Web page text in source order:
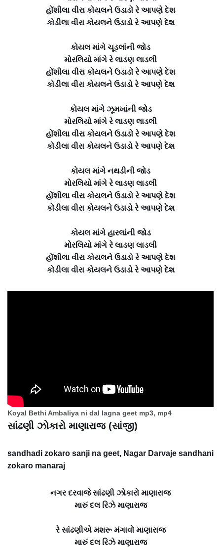
હોંશીલા વીરા કોયલને ઉડાડો રે આપણે દેશ
કોડીલા વીરા કોયલને ઉડાડો રે આપણે દેશ
કોયલ માંગે ચૂડલાંની જોડ
મોરલિયો માંગે રે લાડણ લાડલી
હોંશીલા વીરા કોયલને ઉડાડો રે આપણે દેશ
કોડીલા વીરા કોયલને ઉડાડો રે આપણે દેશ
કોયલ માંગે ઝૂમખાંની જોડ
મોરલિયો માંગે રે લાડણ લાડલી
હોંશીલા વીરા કોયલને ઉડાડો રે આપણે દેશ
કોડીલા વીરા કોયલને ઉડાડો રે આપણે દેશ
કોયલ માંગે નથડીની જોડ
મોરલિયો માંગે રે લાડણ લાડલી
હોંશીલા વીરા કોયલને ઉડાડો રે આપણે દેશ
કોડીલા વીરા કોયલને ઉડાડો રે આપણે દેશ
કોયલ માંગે હારલાંની જોડ
મોરલિયો માંગે રે લાડણ લાડલી
હોંશીલા વીરા કોયલને ઉડાડો રે આપણે દેશ
કોડીલા વીરા કોયલને ઉડાડો રે આપણે દેશ
Koyal Bethi Ambaliya ni dal lagna geet mp3, mp4
સાંઢણી ઝોકારો માણારાજ (સાંજી)
sandhadi zokaro sanji na geet, Nagar Darvaje sandhani
zokaro manaraj
નગર દરવાજે સાંઢણી ઝોકારો માણારાજ
મારું દલ રિઝે માણારાજ
રે સાંઢણીએ મશરૂ મંગાવો માણારાજ
મારું દલ રિઝે માણારાજ